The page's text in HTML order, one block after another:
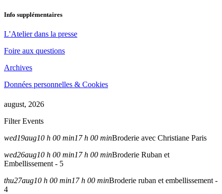
Info supplémentaires
L’Atelier dans la presse
Foire aux questions
Archives
Données personnelles & Cookies
august, 2026
Filter Events
wed19aug10 h 00 min17 h 00 minBroderie avec Christiane Paris
wed26aug10 h 00 min17 h 00 minBroderie Ruban et
Embellissement - 5
thu27aug10 h 00 min17 h 00 minBroderie ruban et embellissement -
4